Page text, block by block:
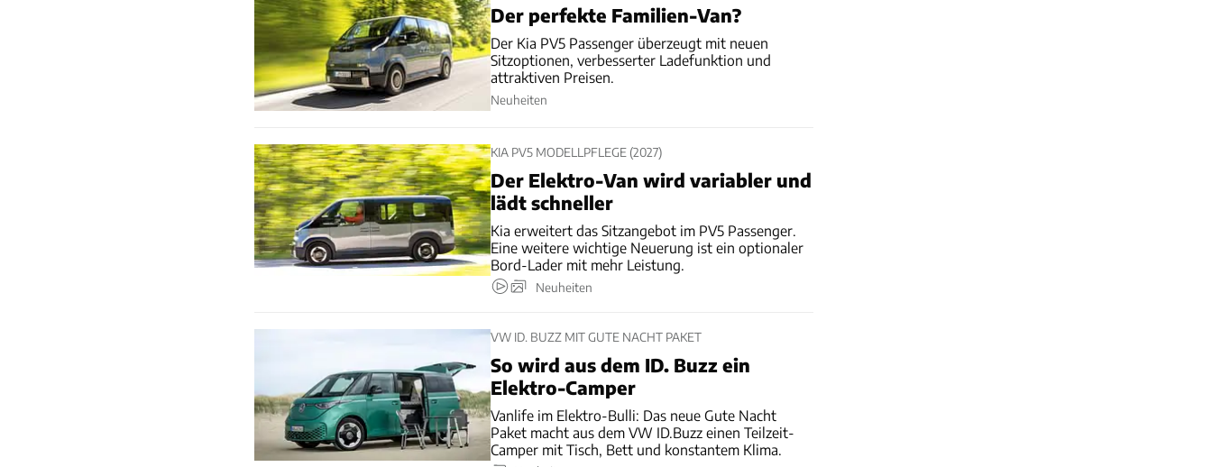
Der perfekte Familien-Van?
Der Kia PV5 Passenger überzeugt mit neuen
Sitzoptionen, verbesserter Ladefunktion und
attraktiven Preisen.
Neuheiten
KIA PV5 MODELLPFLEGE (2027)
Der Elektro-Van wird variabler und
lädt schneller
Kia erweitert das Sitzangebot im PV5 Passenger.
Eine weitere wichtige Neuerung ist ein optionaler
Bord-Lader mit mehr Leistung.
Neuheiten
VW ID. BUZZ MIT GUTE NACHT PAKET
So wird aus dem ID. Buzz ein
Elektro-Camper
Vanlife im Elektro-Bulli: Das neue Gute Nacht
Paket macht aus dem VW ID.Buzz einen Teilzeit-
Camper mit Tisch, Bett und konstantem Klima.